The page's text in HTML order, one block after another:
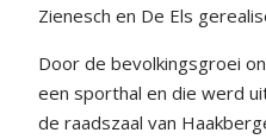
Zienesch en De Els
Door de bevolkingsgroei
een sporthal en die werd
de raadszaal van